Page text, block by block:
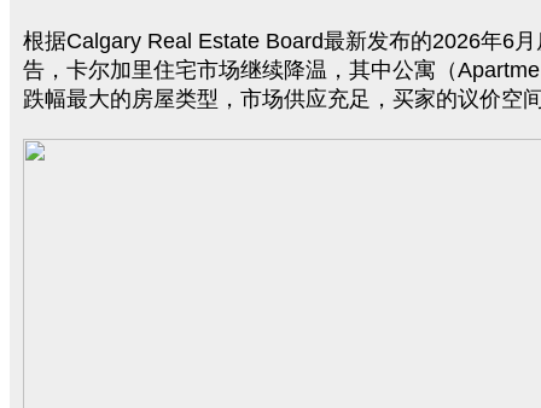
根据Calgary Real Estate Board最新发布的2026年6
告，卡尔加里住宅市场继续降温，其中公寓（
跌幅最大的房屋类型，市场供应充足，买家的议价空